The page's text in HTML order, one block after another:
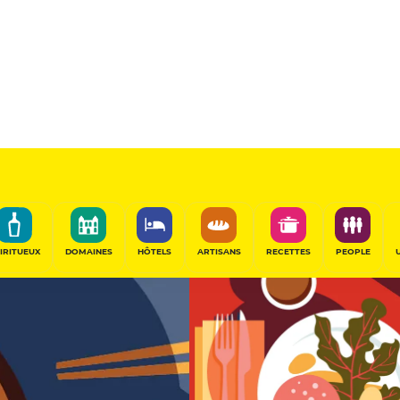
DOMAINES HÔTELS ARTISANS RECETTES PEOPLE